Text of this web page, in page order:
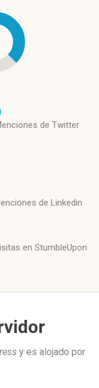
de Twitter
de Linkedin
en StumbleUpon
y es alojado por